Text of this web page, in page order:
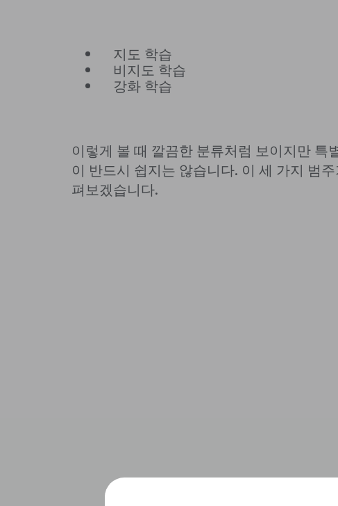
지도 학습
비지도 학습
강화 학습
이렇게 볼 때 깔끔한 분류처럼 보이지만 특
이 반드시 쉽지는 않습니다. 이 세 가지 범
펴보겠습니다.